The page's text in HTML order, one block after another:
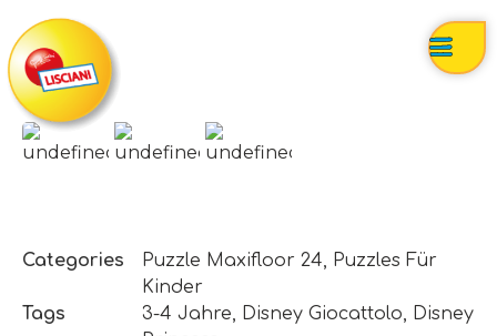
Categories Puzzle Maxifloor 24, Puzzles Für
Kinder
Tags
3-4 Jahre, Disney Giocattolo, Disney